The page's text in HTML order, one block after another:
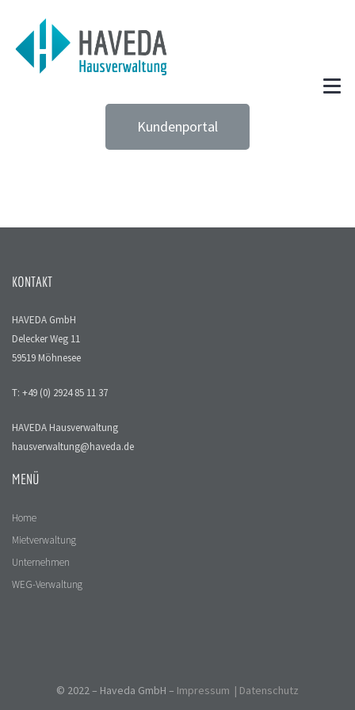
Kundenportal
KONTAKT
HAVEDA GmbH
Delecker Weg 11
59519 Möhnesee
T: +49 (0) 2924 85 11 37
HAVEDA Hausverwaltung
hausverwaltung@haveda.de
MENÜ
Home
Mietverwaltung
Unternehmen
WEG-Verwaltung
© 2022 – Haveda GmbH – Impressum | Datenschutz